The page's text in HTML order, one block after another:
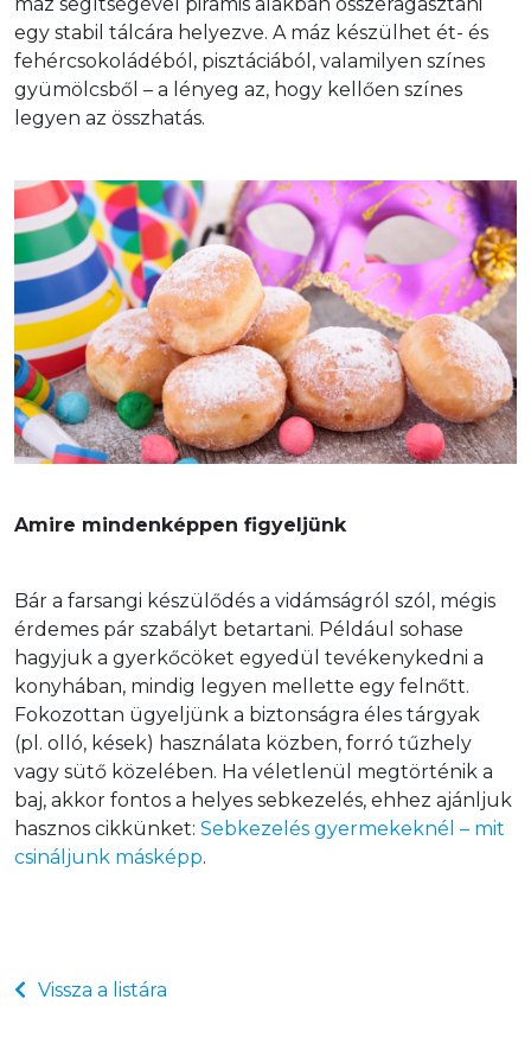
egy stabil tálcára helyezve. A máz készülhet ét- és
fehércsokoládéból, pisztáciából, valamilyen színes
gyümölcsből – a lényeg az, hogy kellően színes
legyen az összhatás.
Amire mindenképpen figyeljünk
Bár a farsangi készülődés a vidámságról szól, mégis
érdemes pár szabályt betartani. Például sohase
hagyjuk a gyerkőcöket egyedül tevékenykedni a
konyhában, mindig legyen mellette egy felnőtt.
Fokozottan ügyeljünk a biztonságra éles tárgyak
(pl. olló, kések) használata közben, forró tűzhely
vagy sütő közelében. Ha véletlenül megtörténik a
baj, akkor fontos a helyes sebkezelés, ehhez ajánljuk
hasznos cikkünket: Sebkezelés gyermekeknél – mit
csináljunk másképp.
Vissza a listára